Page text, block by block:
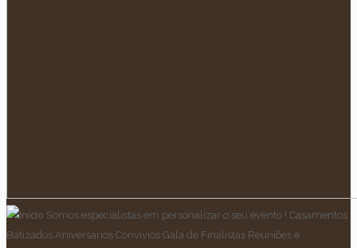
Somos especialistas em personalizar o seu evento ! Casamentos
Batizados Aniversários Convívios Gala de Finalistas Reuniões e